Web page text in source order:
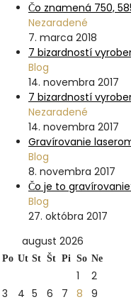
Čo znamená 750,
Nezaradené
7. marca 2018
7 bizardností
Blog
14. novembra 2017
7 bizardností
Nezaradené
14. novembra 2017
Gravírovanie
Blog
8. novembra 2017
Čo je to
Blog
27. októbra 2017
august 2026
Po Ut St Št Pi So Ne
1
2
3
4 5 6 7 8
9